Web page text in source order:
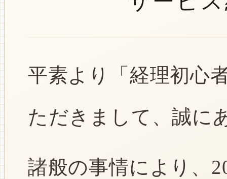
平素より「経理初心
ただきまして、誠に
諸般の事情により、